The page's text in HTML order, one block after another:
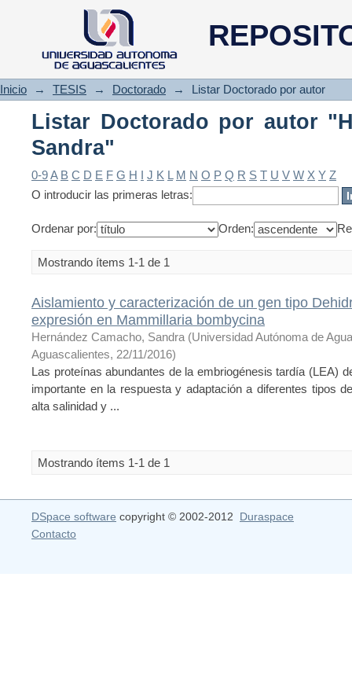
Listar Doctorado por autor
Inicio → TESIS → Doctorado → Listar Doctorado por autor
Listar Doctorado por autor
Sandra"
0-9A B C D E F G H I J K L M N O P Q R S T U V W X Y Z
O introducir las primeras letras:
Ordenar por: Orden:
Mostrando ítems 1-1 de 1
Aislamiento y caracterización de un gen tipo
expresión en Mammillaria bombycina
Hernández Camacho, Sandra (Universidad Autónoma de
Aguascalientes, 22/11/2016)
Las proteínas abundantes de la embriogénesis tardía (LEA)
importante en la respuesta y adaptación a diferentes tipos
alta salinidad y ...
Mostrando ítems 1-1 de 1
DSpace software copyright © 2002-2012 Duraspace
Contacto